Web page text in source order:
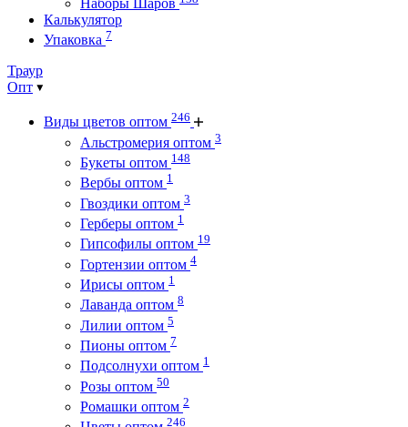
Калькулятор
Упаковка 7
Траур
Опт
Виды цветов оптом 246
Альстромерия оптом 3
Букеты оптом 148
Вербы оптом 1
Гвоздики оптом 3
Герберы оптом 1
Гипсофилы оптом 19
Гортензии оптом 4
Ирисы оптом 1
Лаванда оптом 8
Лилии оптом 5
Пионы оптом 7
Подсолнухи оптом 1
Розы оптом 50
Ромашки оптом 2
246